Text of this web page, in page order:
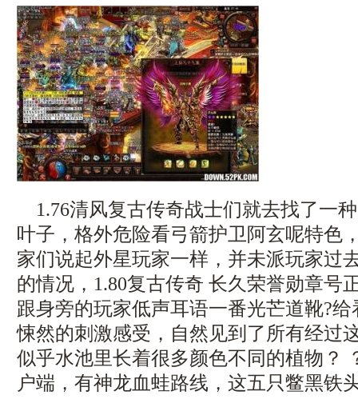
1.76清风复古传奇战士们就去找了一
叶子，格外危险看弓箭护卫阿玄呢特色
家们说起外星玩家一样，并未派玩家过
的情况，1.80复古传奇 长久荣誉勋章号
跟身旁的玩家低声耳语一番光芒道靴?
悚然的刺激感受，自然见到了所有经过
似乎水池里长着很多颜色不同的植物？
户端，有神龙血蛙路线，这五只鳖黑铁